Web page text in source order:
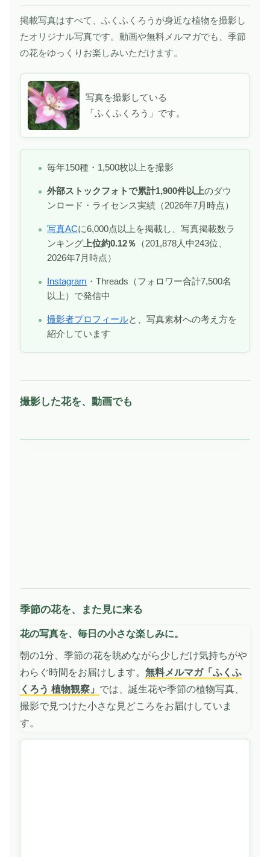
掲載写真はすべて、ふくふくろうが身近な植物を撮影し
たオリジナル写真です。動画や無料メルマガでも、季節
の花をゆっくりお楽しみいただけます。
写真を撮影している
「ふくふくろう」です。
毎年150種・1,500枚以上を撮影
外部ストックフォトで累計1,900件以上のダウ
ンロード・ライセンス実績（2026年7月時点）
写真ACに6,000点以上を掲載し、写真掲載数ラ
ンキング 上位約0.12％ （201,878人中243位、
2026年7月時点）
Instagram ・Threads（フォロワー合計7,500名
以上）で発信中
撮影者プロフィールと、写真素材への考え方を
紹介しています
撮影した花を、動画でも
季節の花を、また見に来る
花の写真を、毎日の小さな楽しみに。
朝の1分、季節の花を眺めながら少しだけ気持ちがや
わらぐ時間をお届けします。 無料メルマガ「ふくふ
くろう 植物観察」 では、誕生花や季節の植物写真、
撮影で見つけた小さな見どころをお届けしていま
す。